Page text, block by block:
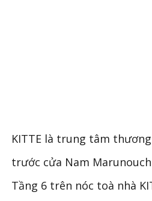
KITTE là trung tâm
trước cửa Nam
Tầng 6 trên nóc toà nhà